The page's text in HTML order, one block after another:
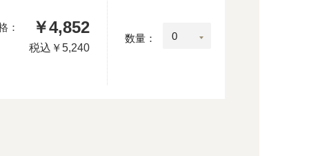
： ￥4,852
税込 ￥5,240
数量：